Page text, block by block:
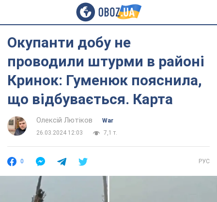
Окупанти добу не
проводили штурми в районі
Кринок: Гуменюк пояснила,
що відбувається. Карта
Олексій Лютіков
War
26.03.2024 12:03
7,1 т.
0 РУС